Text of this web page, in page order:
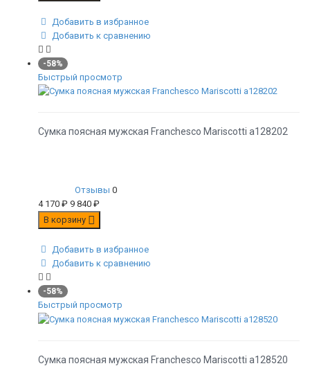
Добавить в избранное
Добавить к сравнению
-58%
Быстрый просмотр
Сумка поясная мужская Franchesco Mariscotti а128202
Отзывы 0
4 170 ₽ 9 840 ₽
В корзину
Добавить в избранное
Добавить к сравнению
-58%
Быстрый просмотр
Сумка поясная мужская Franchesco Mariscotti а128520